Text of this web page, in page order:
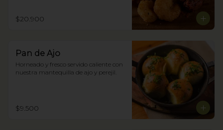
$20.900
Pan de Ajo
Horneado y fresco servido caliente con
nuestra mantequilla de ajo y perejil.
$9.500